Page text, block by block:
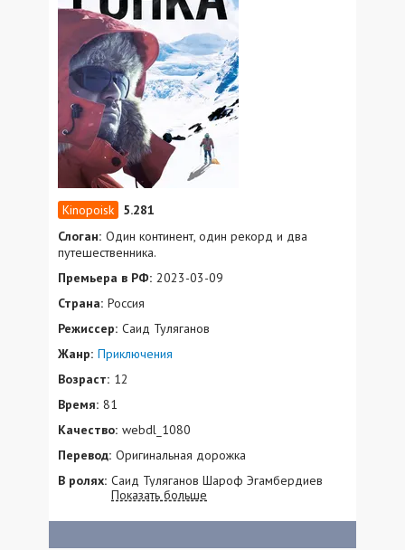
5.281
Слоган: Один континент, один рекорд и два
путешественника.
Премьера в РФ: 2023-03-09
Страна: Россия
Режиссер: Саид Туляганов
Жанр: Приключения
Возраст: 12
Время: 81
Качество: webdl_1080
Перевод: Оригинальная дорожка
В ролях: Саид Туляганов Шароф Эгамбердиев
Зафар Сабиров Владимир Ульянов Анна
Показать больше